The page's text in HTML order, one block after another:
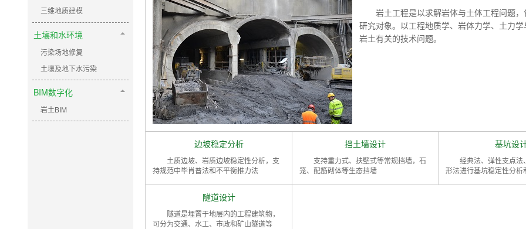
三维地质建模
土壤和水环境
污染场地修复
土壤及地下水污染
BIM数字化
岩土BIM
岩土工程是以求解岩体与土体工程问题
研究对象。以工程地质学、岩体力学、土力
岩土有关的技术问题。
边坡稳定分析
土质边坡、岩质边坡稳定性分析，支
持规范中毕肖普法和不平衡推力法
挡土墙设计
支持重力式、扶壁式等常规挡墙，石
笼、配筋砌体等生态挡墙
基坑设
经典法、弹性支点法
形法进行基坑稳定性分析
隧道设计
隧道是埋置于地层内的工程建筑物，
可分为交通、水工、市政和矿山隧道等